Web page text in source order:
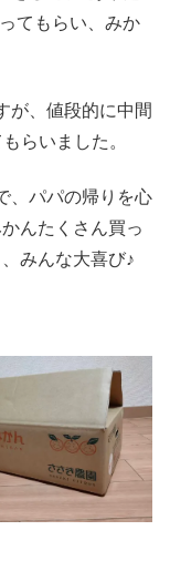
てもらい、みか
が、値段的に中間
らいました。
、パパの帰りを心
んたくさん買っ
みんな大喜び♪